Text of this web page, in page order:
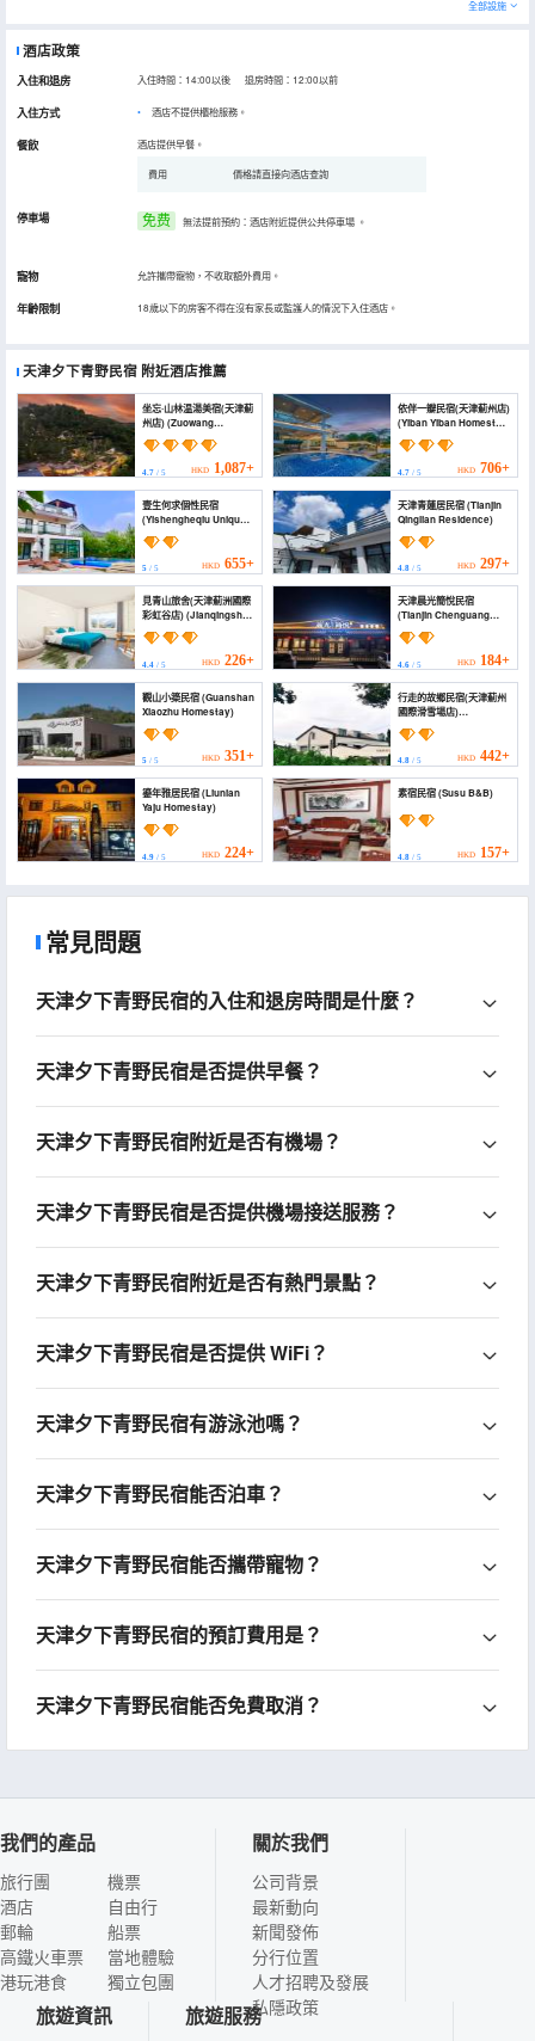
全部設施
酒店政策
入住和退房 入住時間：14:00以後 退房時間：12:00以前
入住方式 酒店不提供櫃枱服務。
餐飲 酒店提供早餐。
費用 價格請直接向酒店查詢
停車場 免费 無法提前預約：酒店附近提供公共停車場 。
寵物 允許攜帶寵物，不收取額外費用。
年齡限制 18歲以下的房客不得在沒有家長或監護人的情況下入住酒店。
天津夕下青野民宿 附近酒店推薦
坐忘·山林温湯美宿(天津薊
州店) (Zuowang
Mountain Hot Spring
Villa (Jizhou Tianjin))
4.7 / 5 HKD 1,087+
依伴一瓣民宿(天津薊州店)
(Yiban Yiban Homestay
(Tianjin Jizhou Branch))
4.7/ 5 HKD 706+
壹生何求個性民宿
(Yishengheqiu Unique
Homestay)
5 / 5 HKD 655+
天津青蓮居民宿 (Tianjin
Qinglian Residence)
4.8/ 5 HKD 297+
見青山旅舍(天津薊洲國際
彩虹谷店) (Jianqingshan
Inn (Tianjin Jizhou
International Rainbow
4.4 / 5 HKD 226+
天津晨光簡悅民宿
(Tianjin Chenguang
Jianyue Homestay)
4.6/ 5 HKD 184+
觀山小築民宿 (Guanshan
Xiaozhu Homestay)
5 / 5 HKD 351+
行走的故鄉民宿(天津薊州
國際滑雪場店)
(Xingzoude Guxiang
Homestay (Tianjin
Jizhou International Ski
Resort))
4.8/ 5 HKD 442+
鎏年雅居民宿 (Liunian
Yaju Homestay)
4.9 / 5 HKD 224+
素宿民宿 (Susu B&B)
4.8/ 5 HKD 157+
常見問題
天津夕下青野民宿的入住和退房時間是什麼？
天津夕下青野民宿是否提供早餐？
天津夕下青野民宿附近是否有機場？
天津夕下青野民宿是否提供機場接送服務？
天津夕下青野民宿附近是否有熱門景點？
天津夕下青野民宿是否提供 WiFi？
天津夕下青野民宿有游泳池嗎？
天津夕下青野民宿能否泊車？
天津夕下青野民宿能否攜帶寵物？
天津夕下青野民宿的預訂費用是？
天津夕下青野民宿能否免費取消？
我們的產品
旅行團
酒店
郵輪
高鐵火車票
港玩港食
機票
自由行
船票
當地體驗
獨立包團
關於我們
公司背景
最新動向
新聞發佈
分行位置
人才招聘及發展
私隱政策
旅遊資訊 旅遊服務